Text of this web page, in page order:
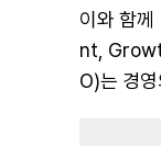
이와 함
nt,
O)는 경